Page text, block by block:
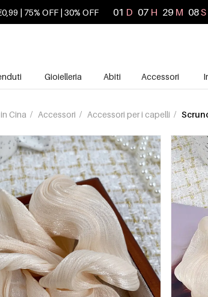
| 75% OFF | 30% OFF 01 D 07 H 29 M 06S
Gioielleria Abiti Accessori
Cina / Accessori / Accessori per i capelli /